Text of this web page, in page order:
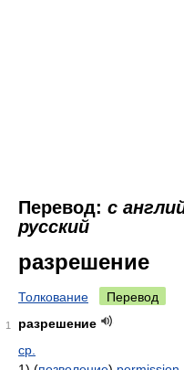
Перевод: с
русский
разрешение
Толкование Перевод
1
разрешение
ср.